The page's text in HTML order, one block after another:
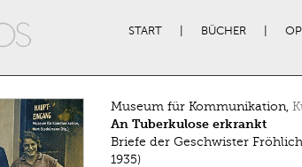
START BÜCHER
Museum für Kommunikation,
An Tuberkulose erkrankt
Briefe der Geschwister
1935)